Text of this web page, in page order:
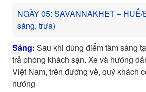
NGÀY 05: SAVANNAKHET –
sáng, trưa)
Sáng: Sau khi dùng điểm tâm sáng
trả phòng khách sạn. Xe và hướng
Việt Nam, trên đường về, quý khách
nướng